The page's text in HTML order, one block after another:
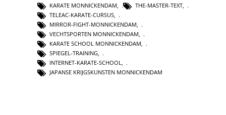
KARATE MONNICKENDAM
THE-MASTER-TEXT
TELEAC-KARATE-CURSUS
MIRROR-FIGHT-MONNICKENDAM
VECHTSPORTEN MONNICKENDAM
KARATE SCHOOL MONNICKENDAM
SPIEGEL-TRAINING
INTERNET-KARATE-SCHOOL,
JAPANSE KRIJGSKUNSTEN MONNICKENDAM